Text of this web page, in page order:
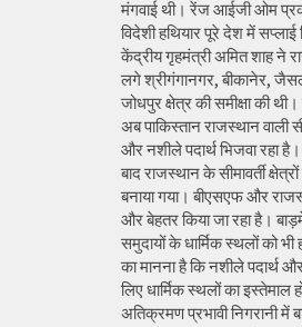
मंगवाई थी। रेंज आईजी ओम
विदेशी हथियार पूरे देश में
केंद्रीय गृहमंत्री अमित शाह ने
लगे श्रीगंगानगर, बीकानेर,
जोधपुर क्षेत्र की समीक्षा की
अब पाकिस्तान राजस्थान वाली
और नशीले पदार्थ भिजवा रहा
बाद राजस्थान के सीमावर्ती
बनाया गया। बीएसएफ और
और बेहतर किया जा रहा है।
समुदायों के धार्मिक स्थलों को भी
का मानना है कि नशीले पदार्थ
लिए धार्मिक स्थलों का
अतिक्रमण प्रभावी निगरानी में